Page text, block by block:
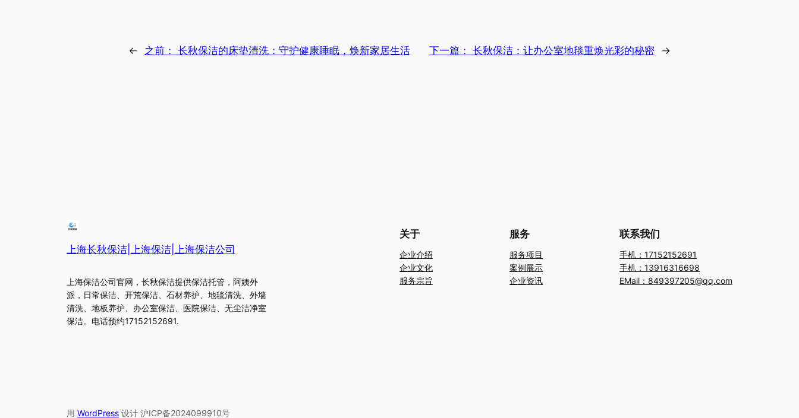
← 之前： 长秋保洁的床垫清洗：守护健康睡眠，焕新家居生活 下一篇： 长秋保洁：让办公室地毯重焕光彩的秘密 →
上海长秋保洁|上海保洁|上海保洁公司
上海保洁公司官网，长秋保洁提供保洁托管，阿姨外
派，日常保洁、开荒保洁、石材养护、地毯清洗、外墙
清洗、地板养护、办公室保洁、医院保洁、无尘洁净室
保洁。电话预约17152152691.
关于
企业介绍
企业文化
服务宗旨
服务
服务项目
案例展示
企业资讯
联系我们
手机：17152152691
手机：13916316698
EMail：849397205@qq.com
用 WordPress 设计 沪ICP备2024099910号